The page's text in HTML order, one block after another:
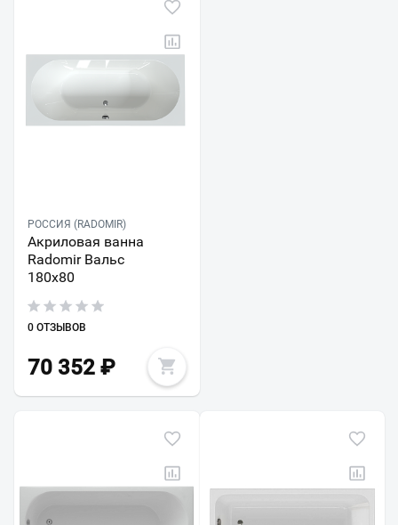
РОССИЯ (RADOMIR)
Акриловая ванна
Radomir Вальс
180х80
0 ОТЗЫВОВ
70 352 ₽